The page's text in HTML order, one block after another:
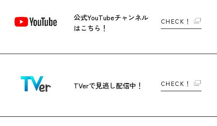
公式YouTubeチャンネル
はこちら！
CHECK！
TVerで見逃し配信中！ CHECK！